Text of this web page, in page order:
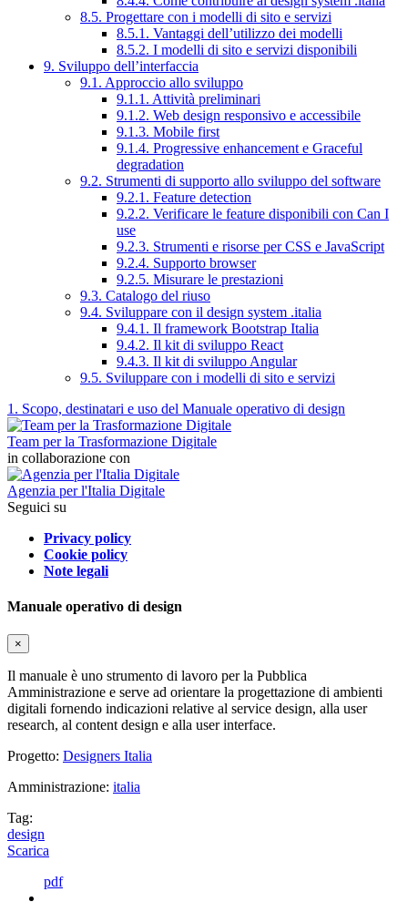
8.5. Progettare con i modelli di sito e servizi
8.5.1. Vantaggi dell’utilizzo dei modelli
8.5.2. I modelli di sito e servizi disponibili
9. Sviluppo dell’interfaccia
9.1. Approccio allo sviluppo
9.1.1. Attività preliminari
9.1.2. Web design responsivo e accessibile
9.1.3. Mobile first
9.1.4. Progressive enhancement e Graceful
degradation
9.2. Strumenti di supporto allo sviluppo del software
9.2.1. Feature detection
9.2.2. Verificare le feature disponibili con Can I
use
9.2.3. Strumenti e risorse per CSS e JavaScript
9.2.4. Supporto browser
9.2.5. Misurare le prestazioni
9.3. Catalogo del riuso
9.4. Sviluppare con il design system .italia
9.4.1. Il framework Bootstrap Italia
9.4.2. Il kit di sviluppo React
9.4.3. Il kit di sviluppo Angular
9.5. Sviluppare con i modelli di sito e servizi
1. Scopo, destinatari e uso del Manuale operativo di design
Team per la Trasformazione Digitale
in collaborazione con
Agenzia per l'Italia Digitale
Seguici su
Privacy policy
Cookie policy
Note legali
Manuale operativo di design
×
Il manuale è uno strumento di lavoro per la Pubblica
Amministrazione e serve ad orientare la progettazione di ambienti
digitali fornendo indicazioni relative al service design, alla user
research, al content design e alla user interface.
Progetto: Designers Italia
Amministrazione: italia
Tag:
design
Scarica
pdf